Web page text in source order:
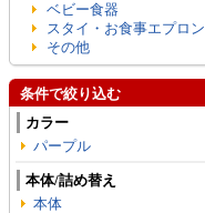
ベビー食器
スタイ・お食事エプロン
その他
条件で絞り込む
カラー
パープル
本体/詰め替え
本体